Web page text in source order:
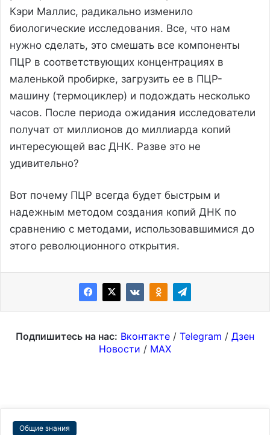
Кэри Маллис, радикально изменило
биологические исследования. Все, что нам
нужно сделать, это смешать все компоненты
ПЦР в соответствующих концентрациях в
маленькой пробирке, загрузить ее в ПЦР-
машину (термоциклер) и подождать несколько
часов. После периода ожидания исследователи
получат от миллионов до миллиарда копий
интересующей вас ДНК. Разве это не
удивительно?
Вот почему ПЦР всегда будет быстрым и
надежным методом создания копий ДНК по
сравнению с методами, использовавшимися до
этого революционного открытия.
Подпишитесь на нас: Вконтакте / Telegram / Дзен
Новости / MAX